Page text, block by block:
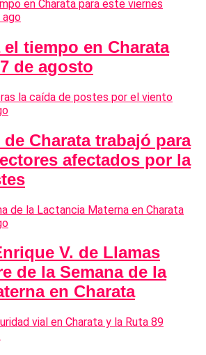
ago
el tiempo en Charata
de agosto
Charata trabajó para
afectados por la
V. de Llamas
de la Semana de la
en Charata